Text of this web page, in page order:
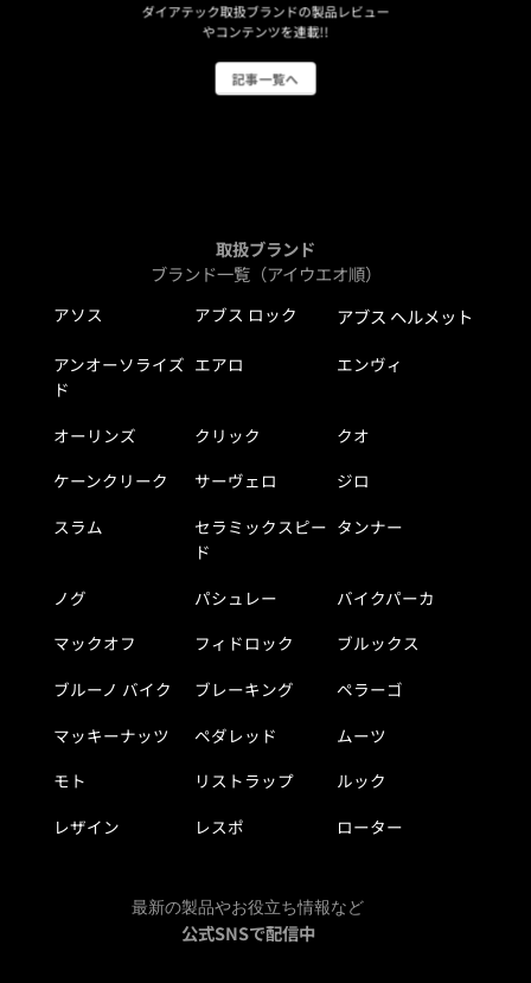
ダイアテック取扱ブランドの製品レビュー
やコンテンツを連載!!
記事一覧へ
取扱ブランド
ブランド一覧（アイウエオ順）
アソス アブス ロック アブス ヘルメット
アンオーソライズ
ド
エアロ エンヴィ
オーリンズ クリック
クオ
ケーンクリーク
サーヴェロ
ジロ
スラム
セラミックスピー
ド
タンナー
ノグ パシュレー
バイクパーカ
マックオフ
フィドロック
ブルックス
ブルーノ バイク
ブレーキング
ペラーゴ
マッキーナッツ
ペダレッド
ムーツ
モト
リストラップ
ルック
レザイン
レスポ ローター
最新の製品やお役立ち情報など
公式SNSで配信中